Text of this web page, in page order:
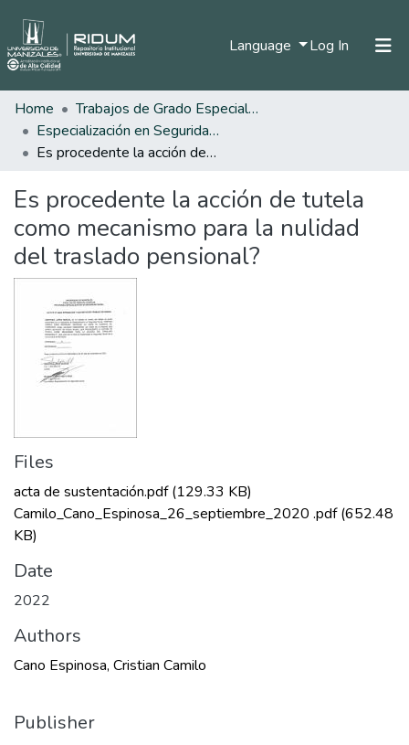
Language Log In (current)
Statistics
Home
Trabajos de Grado Especializaciones
Especialización en Seguridad Social
Es procedente la acción de tutela como mecanismo para la nulidad del traslado pensional?
Es procedente la acción de tutela
como mecanismo para la nulidad
del traslado pensional?
Files
acta de sustentación.pdf(129.33 KB)
Camilo_Cano_Espinosa_26_septiembre_2020 .pdf(652.48
KB)
Date
2022
Authors
Cano Espinosa, Cristian Camilo
Publisher